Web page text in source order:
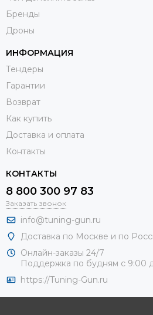
Бренды
Дроны
ИНФОРМАЦИЯ
Тендеры
Гарантии
Возврат
Как купить
Доставка и оплата
Контакты
КОНТАКТЫ
8 800 300 97 83
Заказать звонок
info@tuning-gun.ru
Доставка по Москве и по
Онлайн-заказы 24/7
Поддержка по будням с 9:00
https://Tuning-Gun.ru